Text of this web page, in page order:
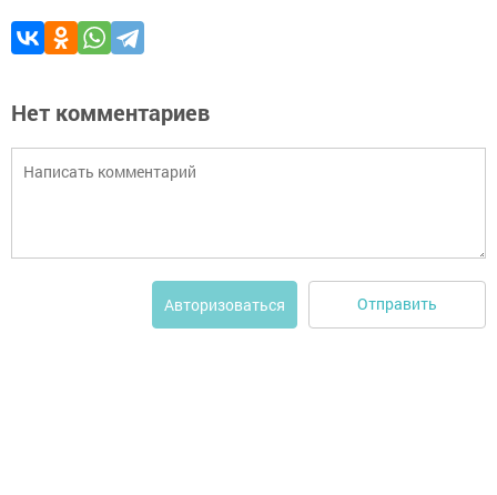
Нет комментариев
Авторизоваться Отправить